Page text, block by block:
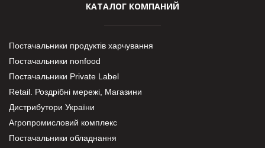
КАТАЛОГ КОМПАНИЙ
Постачальники продуктів харчування
Постачальники nonfood
Постачальники Private Label
Retail. Роздрібні мережі, Магазини
Дистрибутори України
Агропромисловий комплекс
Постачальники обладнання